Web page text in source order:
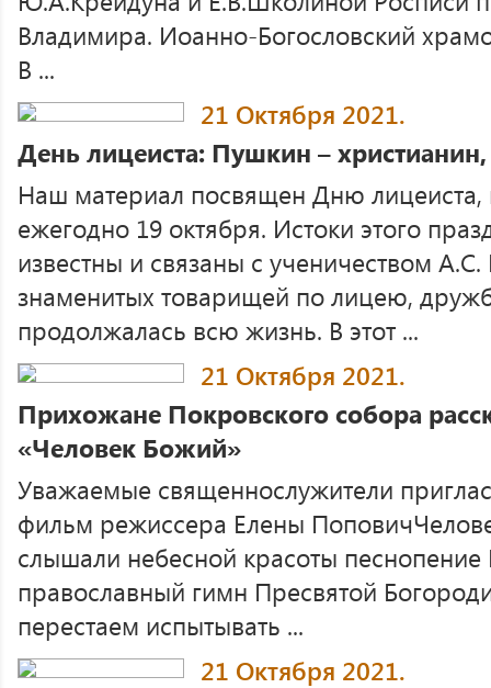
Владимира. Иоанно-Богословский
В ...
21 Октября 2021.
День лицеиста: Пушкин –
Наш материал посвящен Дню лицеиста,
ежегодно 19 октября. Истоки этого
известны и связаны с ученичеством
знаменитых товарищей по лицею,
продолжалась всю жизнь. В этот ...
21 Октября 2021.
Прихожане Покровского собора
«Человек Божий»
Уважаемые священнослужители
фильм режиссера Елены
слышали небесной красоты
православный гимн Пресвятой
перестаем испытывать ...
21 Октября 2021.